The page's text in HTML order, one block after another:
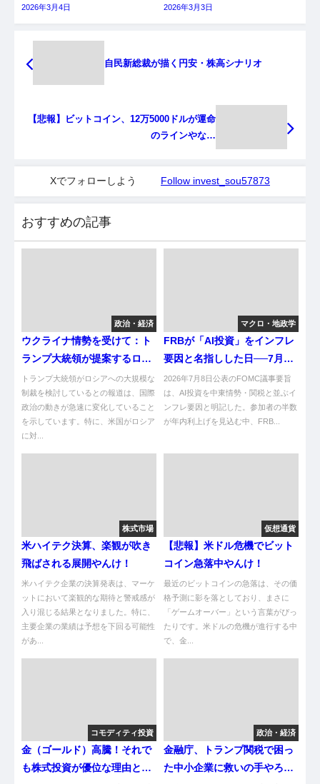
2026年3月4日 2026年3月3日
自民新総裁が描く円安・株高シナリオ
【悲報】ビットコイン、12万5000ドルが運命
のラインやな…
Xでフォローしよう Follow invest_sou57873
おすすめの記事
政治・経済
ウクライナ情勢を受けて：ト
ランプ大統領が提案するロシ
ア制裁の目的と結果
トランプ大統領がロシアへの大規模な
制裁を検討しているとの報道は、国際
政治の動きが急速に変化していること
を示しています。特に、米国がロシア
に対...
マクロ・地政学
FRBが「AI投資」をインフレ
要因と名指しした日──7月日
銀会合への波及を読む
2026年7月8日公表のFOMC議事要旨
は、AI投資を中東情勢・関税と並ぶイ
ンフレ要因と明記した。参加者の半数
が年内利上げを見込む中、FRB...
株式市場
米ハイテク決算、楽観が吹き
飛ばされる展開やんけ！
米ハイテク企業の決算発表は、マーケ
ットにおいて楽観的な期待と警戒感が
入り混じる結果となりました。特に、
主要企業の業績は予想を下回る可能性
があ...
仮想通貨
【悲報】米ドル危機でビット
コイン急落中やんけ！
最近のビットコインの急落は、その価
格予測に影を落としており、まさに
「ゲームオーバー」という言葉がぴっ
たりです。米ドルの危機が進行する中
で、金...
コモディティ投資
金（ゴールド）高騰！それで
も株式投資が優位な理由と
政治・経済
金融庁、トランプ関税で困っ
た中小企業に救いの手やろが